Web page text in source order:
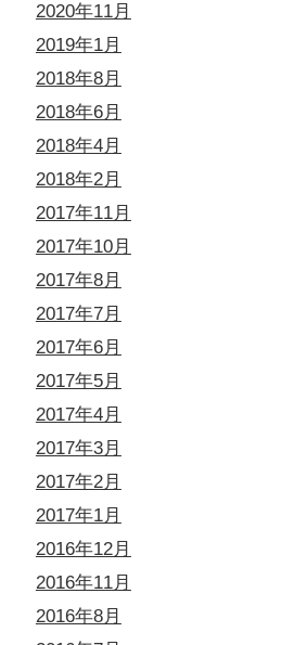
2020年11月
2019年1月
2018年8月
2018年6月
2018年4月
2018年2月
2017年11月
2017年10月
2017年8月
2017年7月
2017年6月
2017年5月
2017年4月
2017年3月
2017年2月
2017年1月
2016年12月
2016年11月
2016年8月